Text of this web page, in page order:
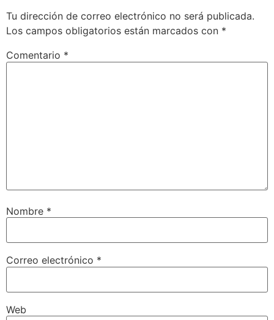
Tu dirección de correo electrónico no será publicada.
Los campos obligatorios están marcados con *
Comentario *
Nombre *
Correo electrónico *
Web